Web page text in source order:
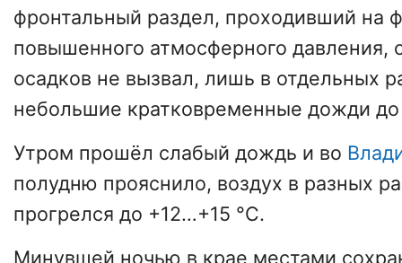
фронтальный раздел, проходивший на
повышенного атмосферного давления,
осадков не вызвал, лишь в отдельных
небольшие кратковременные дожди
Утром прошёл слабый дождь и во
полудню прояснило, воздух в разных
прогрелся до +12…+15 °С.
Минувшей ночью в крае местами